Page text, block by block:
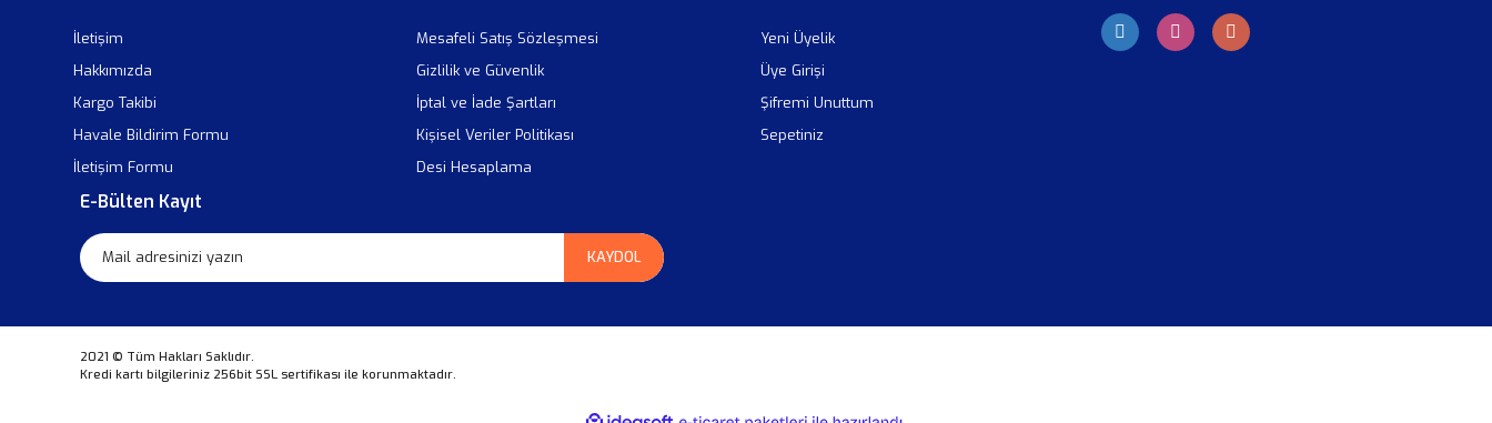
İletişim
Hakkımızda
Kargo Takibi
Havale Bildirim Formu
İletişim Formu
Mesafeli Satış Sözleşmesi
Gizlilik ve Güvenlik
İptal ve İade Şartları
Kişisel Veriler Politikası
Desi Hesaplama
Yeni Üyelik
Üye Girişi
Şifremi Unuttum
Sepetiniz
E-Bülten Kayıt
KAYDOL
2021 © Tüm Hakları Saklıdır.
Kredi kartı bilgileriniz 256bit SSL sertifikası ile korunmaktadır.